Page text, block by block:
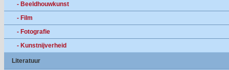
- Beeldhouwkunst
- Film
- Fotografie
- Kunstnijverheid
Literatuur